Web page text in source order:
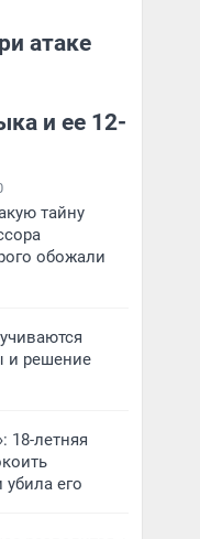
атаке
и ее 12-
тайну
обожали
и решение
18-летняя
его